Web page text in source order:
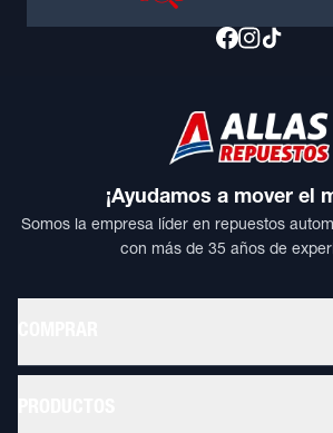
¡Ayudamos a mover el
Somos la empresa líder en repuestos
con más de 35 años de